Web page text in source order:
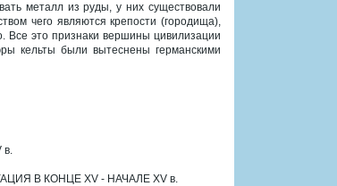
металл из руды, у них существовали
чего являются крепости (городища),
Все это признаки вершины цивилизации
кельты были вытеснены германскими
В КОНЦЕ XV - НАЧАЛЕ XV в.